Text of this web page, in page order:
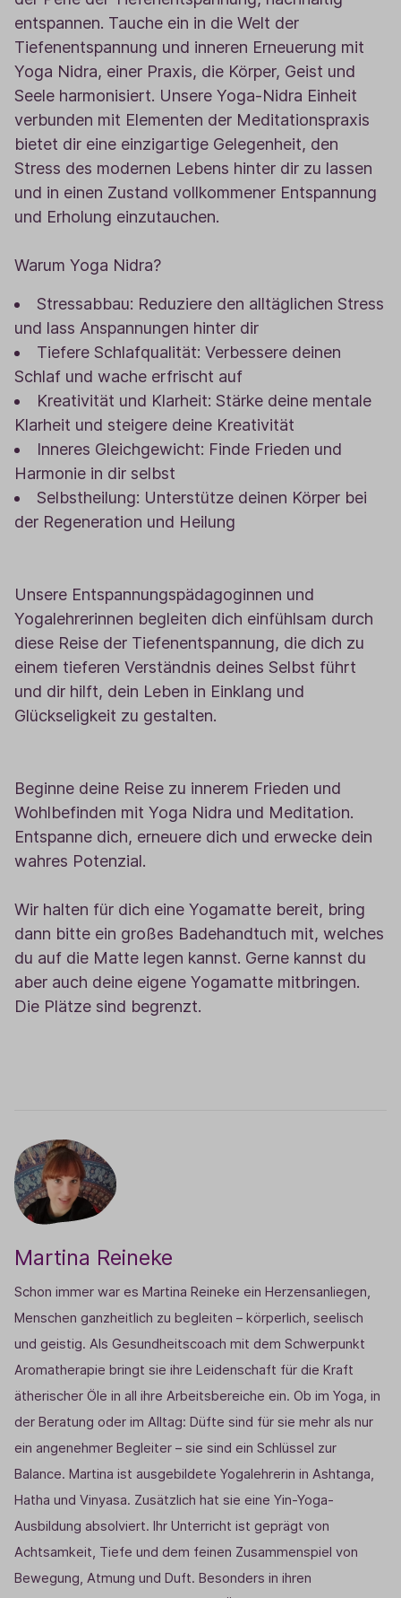
entspannen. Tauche ein in die Welt der
Tiefenentspannung und inneren Erneuerung mit
Yoga Nidra, einer Praxis, die Körper, Geist und
Seele harmonisiert. Unsere Yoga-Nidra Einheit
verbunden mit Elementen der Meditationspraxis
bietet dir eine einzigartige Gelegenheit, den
Stress des modernen Lebens hinter dir zu lassen
und in einen Zustand vollkommener Entspannung
und Erholung einzutauchen.
Warum Yoga Nidra?
Stressabbau: Reduziere den alltäglichen Stress
und lass Anspannungen hinter dir
Tiefere Schlafqualität: Verbessere deinen
Schlaf und wache erfrischt auf
Kreativität und Klarheit: Stärke deine mentale
Klarheit und steigere deine Kreativität
Inneres Gleichgewicht: Finde Frieden und
Harmonie in dir selbst
Selbstheilung: Unterstütze deinen Körper bei
der Regeneration und Heilung
Unsere Entspannungspädagoginnen und
Yogalehrerinnen begleiten dich einfühlsam durch
diese Reise der Tiefenentspannung, die dich zu
einem tieferen Verständnis deines Selbst führt
und dir hilft, dein Leben in Einklang und
Glückseligkeit zu gestalten.
Beginne deine Reise zu innerem Frieden und
Wohlbefinden mit Yoga Nidra und Meditation.
Entspanne dich, erneuere dich und erwecke dein
wahres Potenzial.
Wir halten für dich eine Yogamatte bereit, bring
dann bitte ein großes Badehandtuch mit, welches
du auf die Matte legen kannst. Gerne kannst du
aber auch deine eigene Yogamatte mitbringen.
Die Plätze sind begrenzt.
Martina Reineke
Schon immer war es Martina Reineke ein Herzensanliegen,
Menschen ganzheitlich zu begleiten – körperlich, seelisch
und geistig. Als Gesundheitscoach mit dem Schwerpunkt
Aromatherapie bringt sie ihre Leidenschaft für die Kraft
ätherischer Öle in all ihre Arbeitsbereiche ein. Ob im Yoga, in
der Beratung oder im Alltag: Düfte sind für sie mehr als nur
ein angenehmer Begleiter – sie sind ein Schlüssel zur
Balance. Martina ist ausgebildete Yogalehrerin in Ashtanga,
Hatha und Vinyasa. Zusätzlich hat sie eine Yin-Yoga-
Ausbildung absolviert. Ihr Unterricht ist geprägt von
Achtsamkeit, Tiefe und dem feinen Zusammenspiel von
Bewegung, Atmung und Duft. Besonders in ihren